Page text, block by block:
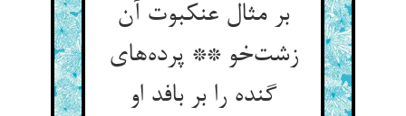
بر مثال عنکبوت آن
زشت‌خو ** پرده‌های
گنده را بر بافد او